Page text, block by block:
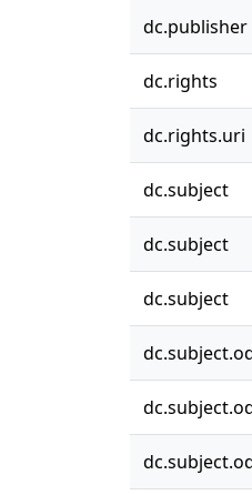
dc.publisher
dc.rights
dc.rights.uri
dc.subject
dc.subject
dc.subject